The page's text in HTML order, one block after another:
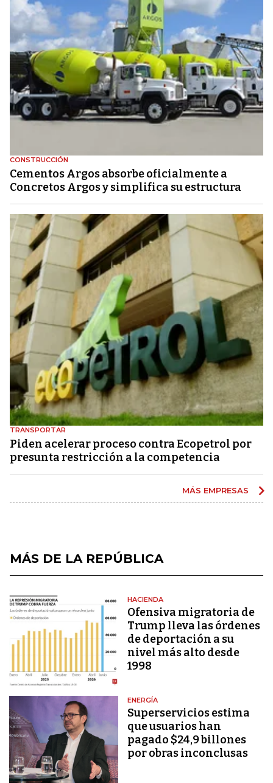
CONSTRUCCIÓN
Cementos Argos absorbe oficialmente a
Concretos Argos y simplifica su estructura
TRANSPORTAR
Piden acelerar proceso contra Ecopetrol por
presunta restricción a la competencia
MÁS EMPRESAS
MÁS DE LA REPÚBLICA
HACIENDA
Ofensiva migratoria de
Trump lleva las órdenes
de deportación a su
nivel más alto desde
1998
ENERGÍA
Superservicios estima
que usuarios han
pagado $24,9 billones
por obras inconclusas